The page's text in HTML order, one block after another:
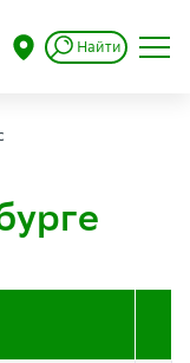
Найти